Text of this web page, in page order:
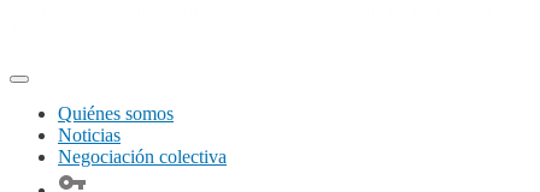
Navegación
principal
Quiénes somos
Noticias
Negociación colectiva